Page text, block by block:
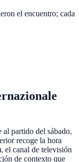
el encuentro; cada
partido del sábado,
recoge la hora
el canal de televisión
de contexto que